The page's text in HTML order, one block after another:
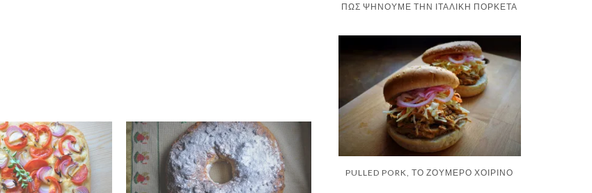
ΠΏΣ ΨΉΝΟΥΜΕ ΤΗΝ ΙΤΑΛΙΚΉ ΠΟΡΚΈΤΑ
PULLED PORK, ΤΟ ΖΟΥΜΕΡΌ ΧΟΙΡΙΝΌ